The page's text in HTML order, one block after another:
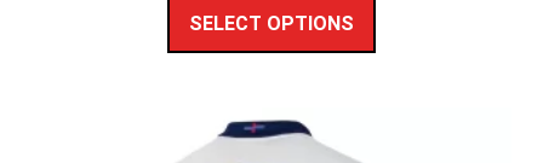
SELECT OPTIONS